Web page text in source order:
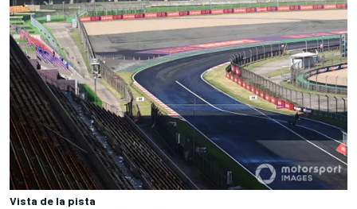
Vista de la pista